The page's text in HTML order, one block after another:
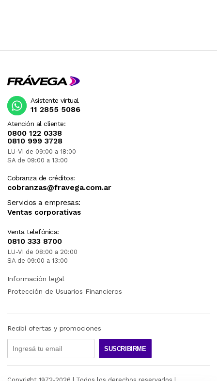
Atención al cliente:
0800 122 0338
0810 999 3728
LU-VI de 09:00 a 18:00
SA de 09:00 a 13:00
Cobranza de créditos:
cobranzas@fravega.com.ar
Servicios a empresas:
Ventas corporativas
Venta telefónica:
0810 333 8700
LU-VI de 08:00 a 20:00
SA de 09:00 a 13:00
Asistente virtual
11 2855 5086
Información legal
Protección de Usuarios Financieros
Recibí ofertas y promociones
SUSCRIBIRME